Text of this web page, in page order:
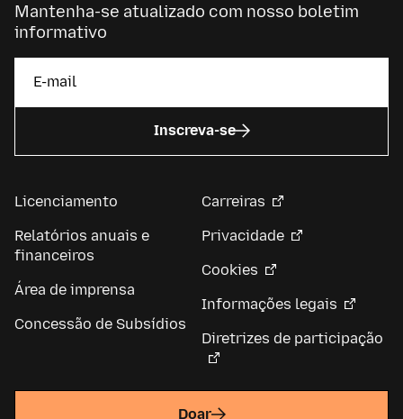
Mantenha-se atualizado com nosso boletim
informativo
Inscreva-se
Licenciamento
Relatórios anuais e
financeiros
Área de imprensa
Concessão de Subsídios
Carreiras
Privacidade
Cookies
Informações legais
Diretrizes de participação
Doar